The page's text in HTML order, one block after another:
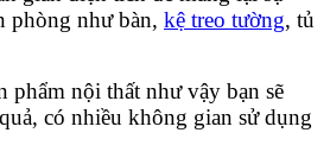
phòng như bàn, kệ treo tường, tủ
phẩm nội thất như vậy bạn sẽ
có nhiều không gian sử dụng